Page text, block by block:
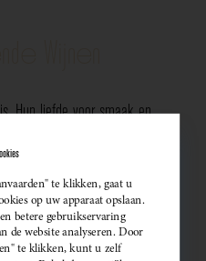
Hun liefde voor smaak en
wijnen. Meer dan ooit
bubbels — ideaal als
verfijnde match bij een
diner. Santé!
te klikken, gaat u
op uw apparaat opslaan.
betere gebruikservaring
de website analyseren. Door
te klikken, kunt u zelf